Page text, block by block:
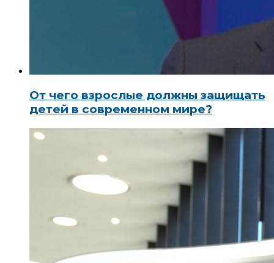
От чего взрослые должны защищать
детей в современном мире?